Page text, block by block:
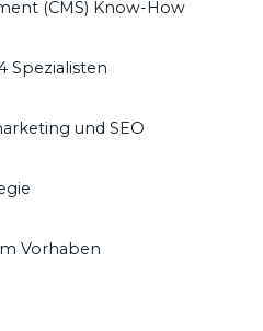
(CMS) Know-How
Spezialisten
und SEO
Vorhaben